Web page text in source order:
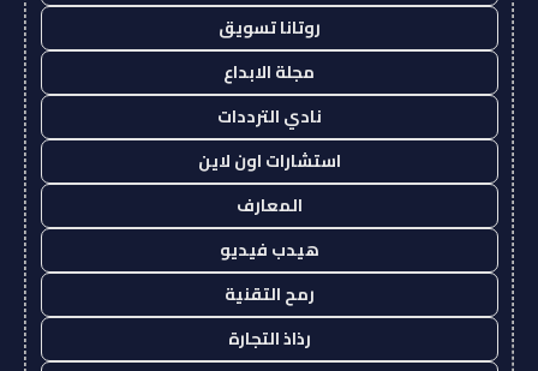
روتانا تسويق
مجلة الابداع
نادي الترددات
استشارات اون لاين
المعارف
هيدب فيديو
رمح التقنية
رذاذ التجارة